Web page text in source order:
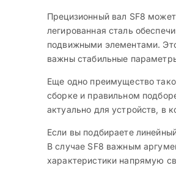
Прецизионный вал SF8
легированная сталь
подвижными элементами.
важны стабильные
Еще одно преимущество
сборке и правильном
актуально для устройств, в
Если вы подбираете
В случае SF8 важным
характеристики напрямую